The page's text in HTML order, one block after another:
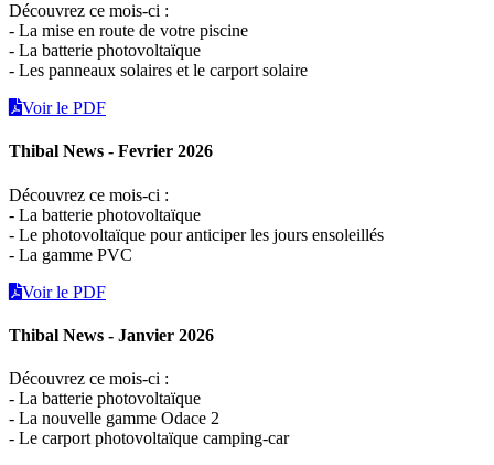
Découvrez ce mois-ci :
- La mise en route de votre piscine
- La batterie photovoltaïque
- Les panneaux solaires et le carport solaire
Voir le PDF
Thibal News - Fevrier 2026
Découvrez ce mois-ci :
- La batterie photovoltaïque
- Le photovoltaïque pour anticiper les jours ensoleillés
- La gamme PVC
Voir le PDF
Thibal News - Janvier 2026
Découvrez ce mois-ci :
- La batterie photovoltaïque
- La nouvelle gamme Odace 2
- Le carport photovoltaïque camping-car